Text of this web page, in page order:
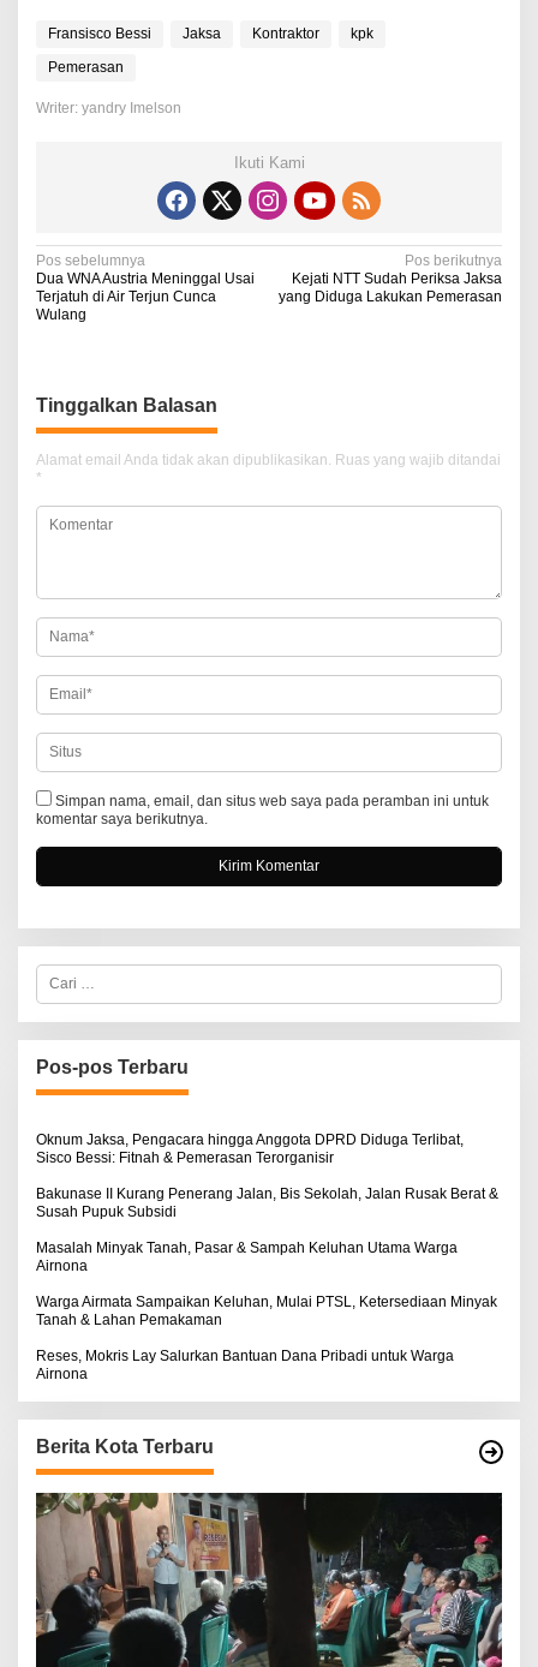
Fransisco Bessi Jaksa Kontraktor
kpk
Pemerasan
Writer: yandry Imelson
Ikuti Kami
N
a
g
a
s
i
p
s
Pos sebelumnya
Dua WNA Austria Meninggal Usai
Terjatuh di Air Terjun Cunca
Wulang
Pos berikutnya
Kejati NTT Sudah Periksa Jaksa
yang Diduga Lakukan Pemerasan
Tinggalkan Balasan
Alamat email Anda tidak akan dipublikasikan. Ruas yang wajib ditandai
*
Simpan nama, email, dan situs web saya pada peramban ini untuk
komentar saya berikutnya.
C
r
i
u
n
u
:
Pos-pos Terbaru
Oknum Jaksa, Pengacara hingga Anggota DPRD Diduga Terlibat,
Sisco Bessi: Fitnah & Pemerasan Terorganisir
Bakunase II Kurang Penerang Jalan, Bis Sekolah, Jalan Rusak Berat &
Susah Pupuk Subsidi
Masalah Minyak Tanah, Pasar & Sampah Keluhan Utama Warga
Airnona
Warga Airmata Sampaikan Keluhan, Mulai PTSL, Ketersediaan Minyak
Tanah & Lahan Pemakaman
Reses, Mokris Lay Salurkan Bantuan Dana Pribadi untuk Warga
Airnona
Berita Kota Terbaru